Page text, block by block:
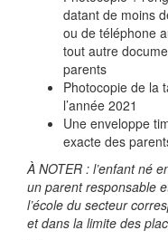
datant de moins
ou de téléphone
tout autre
parents
Photocopie de la
l’année 2021
Une enveloppe
exacte des
À NOTER : l’enfant né
un parent responsable
l’école du secteur
et dans la limite des